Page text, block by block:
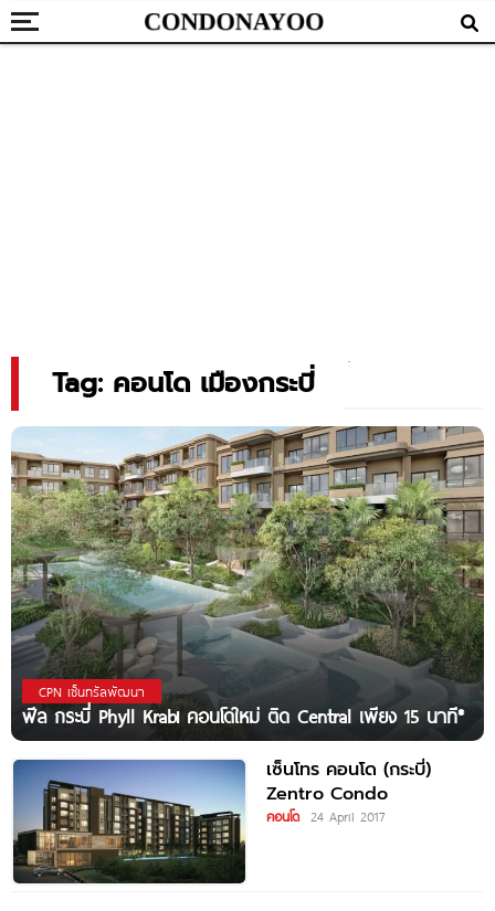
Tag: คอนโด เมืองกระบี่
CPN เซ็นทรัลพัฒนา
ฟีล กระบี่ Phyll Krabi คอนโดใหม่ ติด Central เพียง 15 นาที*
เซ็นโทร คอนโด (กระบี่)
Zentro Condo
คอนโด 24 April 2017